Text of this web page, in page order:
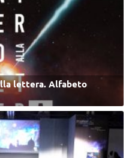
lettera. Alfabeto